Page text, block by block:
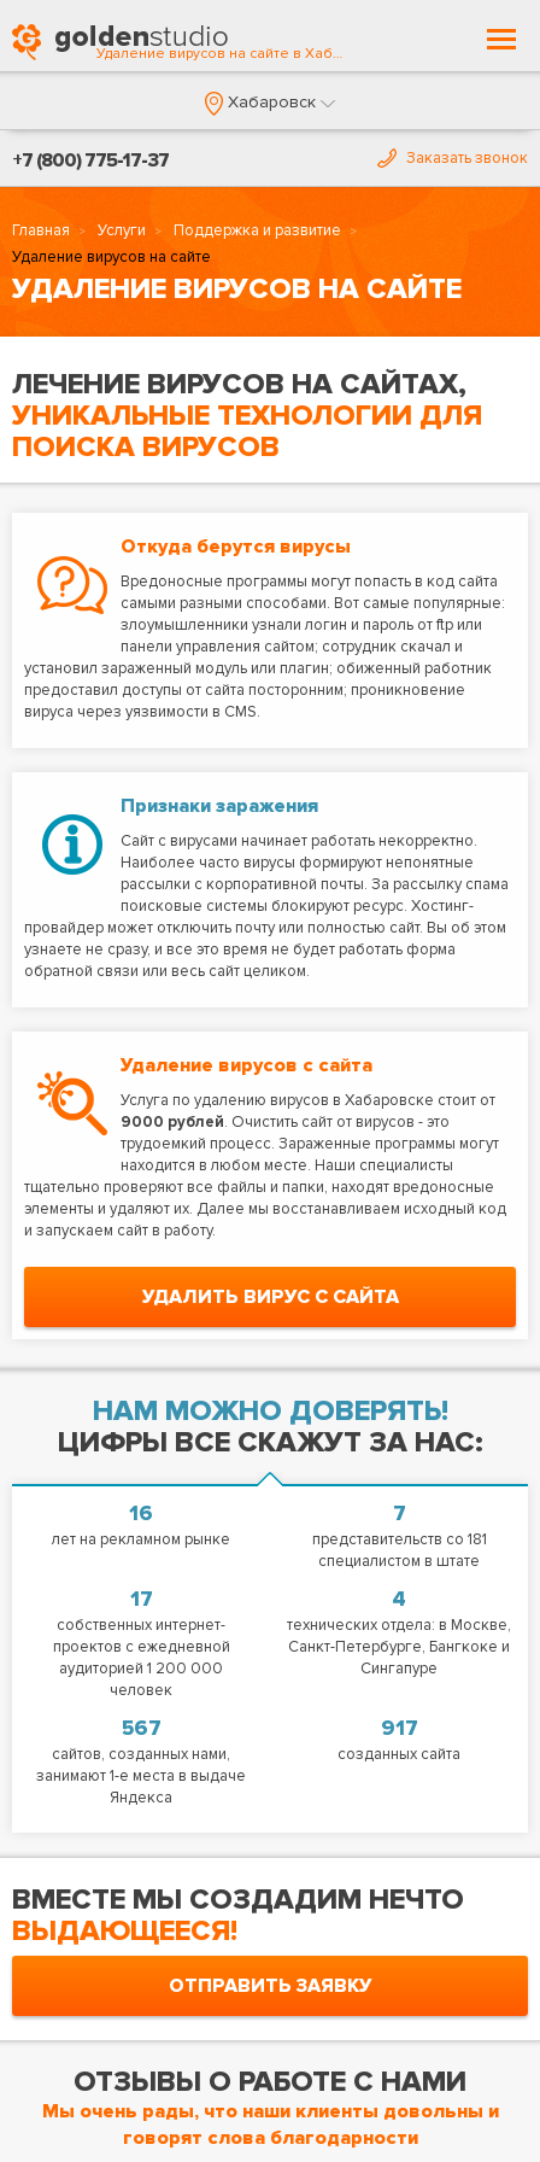
Удаление вирусов на сайте в Хабаровске
Хабаровск
+7 (800) 775-17-37 Заказать звонок
Главная Услуги
Поддержка и развитие
Удаление вирусов на сайте
УДАЛЕНИЕ ВИРУСОВ НА САЙТЕ
ЛЕЧЕНИЕ ВИРУСОВ НА САЙТАХ,
УНИКАЛЬНЫЕ ТЕХНОЛОГИИ ДЛЯ
ПОИСКА ВИРУСОВ
Откуда берутся вирусы
Вредоносные программы могут попасть в код сайта
самыми разными способами. Вот самые популярные:
злоумышленники узнали логин и пароль от ftp или
панели управления сайтом; сотрудник скачал и
установил зараженный модуль или плагин; обиженный работник
предоставил доступы от сайта посторонним; проникновение
вируса через уязвимости в CMS.
Признаки заражения
Сайт с вирусами начинает работать некорректно.
Наиболее часто вирусы формируют непонятные
рассылки с корпоративной почты. За рассылку спама
поисковые системы блокируют ресурс. Хостинг-
провайдер может отключить почту или полностью сайт. Вы об этом
узнаете не сразу, и все это время не будет работать форма
обратной связи или весь сайт целиком.
Удаление вирусов с сайта
Услуга по удалению вирусов в Хабаровске стоит от
9000 рублей. Очистить сайт от вирусов - это
трудоемкий процесс. Зараженные программы могут
находится в любом месте. Наши специалисты
тщательно проверяют все файлы и папки, находят вредоносные
элементы и удаляют их. Далее мы восстанавливаем исходный код
и запускаем сайт в работу.
УДАЛИТЬ ВИРУС С САЙТА
НАМ МОЖНО ДОВЕРЯТЬ!
ЦИФРЫ ВСЕ СКАЖУТ ЗА НАС:
16
лет на рекламном рынке
7
представительств со 181
специалистом в штате
17
собственных интернет-
проектов с ежедневной
аудиторией 1 200 000
человек
4
технических отдела: в Москве,
Санкт-Петербурге, Бангкоке и
Сингапуре
567
сайтов, созданных нами,
занимают 1-е места в выдаче
Яндекса
917
созданных сайта
ВМЕСТЕ МЫ СОЗДАДИМ НЕЧТО
ВЫДАЮЩЕЕСЯ!
ОТПРАВИТЬ ЗАЯВКУ
ОТЗЫВЫ О РАБОТЕ С НАМИ
Мы очень рады, что наши клиенты довольны и
говорят слова благодарности